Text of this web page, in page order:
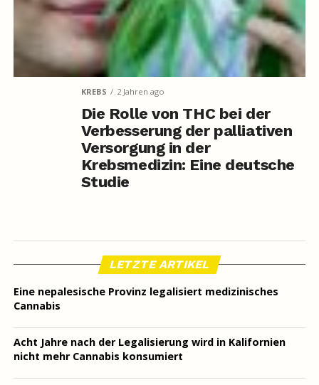
KREBS 2 Jahren ago
Die Rolle von THC bei der
Verbesserung der palliativen
Versorgung in der
Krebsmedizin: Eine deutsche
Studie
LETZTE ARTIKEL
Eine nepalesische Provinz legalisiert medizinisches
Cannabis
Acht Jahre nach der Legalisierung wird in Kalifornien
nicht mehr Cannabis konsumiert